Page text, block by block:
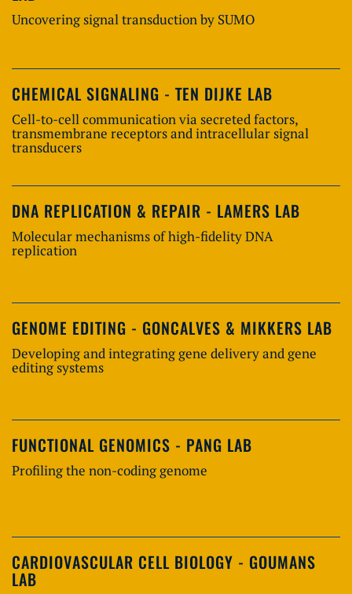
Uncovering signal transduction by SUMO
CHEMICAL SIGNALING - TEN DIJKE LAB
Cell-to-cell communication via secreted factors,
transmembrane receptors and intracellular signal
transducers
DNA REPLICATION & REPAIR - LAMERS LAB
Molecular mechanisms of high-fidelity DNA
replication
GENOME EDITING - GONCALVES & MIKKERS LAB
Developing and integrating gene delivery and gene
editing systems
FUNCTIONAL GENOMICS - PANG LAB
Profiling the non-coding genome
CARDIOVASCULAR CELL BIOLOGY - GOUMANS
LAB